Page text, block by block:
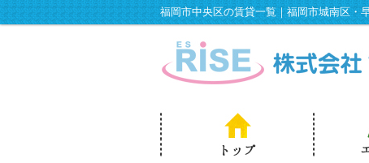
福岡市中央区の賃貸一覧｜福岡市城南区・